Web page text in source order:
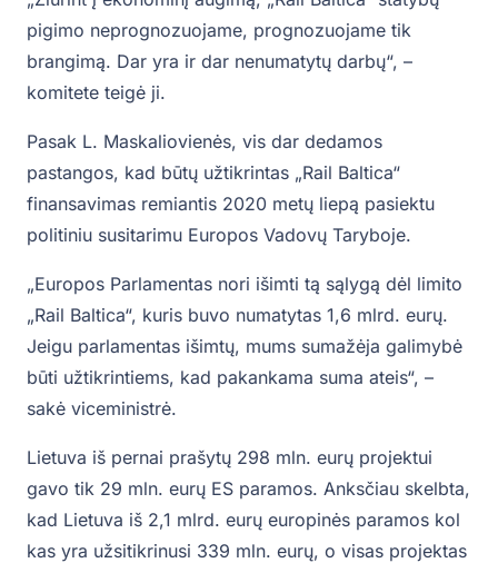
pigimo neprognozuojame, prognozuojame tik
brangimą. Dar yra ir dar nenumatytų darbų“, –
komitete teigė ji.
Pasak L. Maskaliovienės, vis dar dedamos
pastangos, kad būtų užtikrintas „Rail Baltica“
finansavimas remiantis 2020 metų liepą pasiektu
politiniu susitarimu Europos Vadovų Taryboje.
„Europos Parlamentas nori išimti tą sąlygą dėl limito
„Rail Baltica“, kuris buvo numatytas 1,6 mlrd. eurų.
Jeigu parlamentas išimtų, mums sumažėja galimybė
būti užtikrintiems, kad pakankama suma ateis“, –
sakė viceministrė.
Lietuva iš pernai prašytų 298 mln. eurų projektui
gavo tik 29 mln. eurų ES paramos. Anksčiau skelbta,
kad Lietuva iš 2,1 mlrd. eurų europinės paramos kol
kas yra užsitikrinusi 339 mln. eurų, o visas projektas